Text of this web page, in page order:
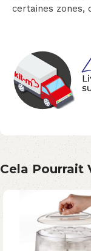
certaines zones,
Cela Pourrait